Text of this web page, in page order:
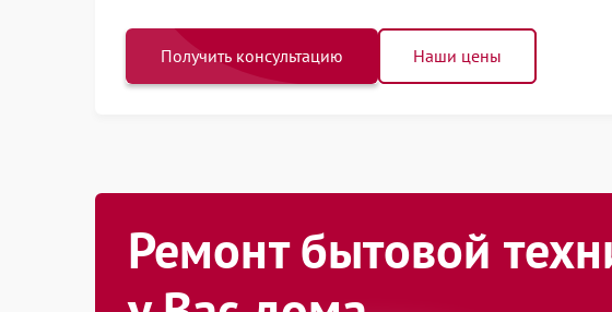
Получить консультацию Наши цены
Ремонт бытовой